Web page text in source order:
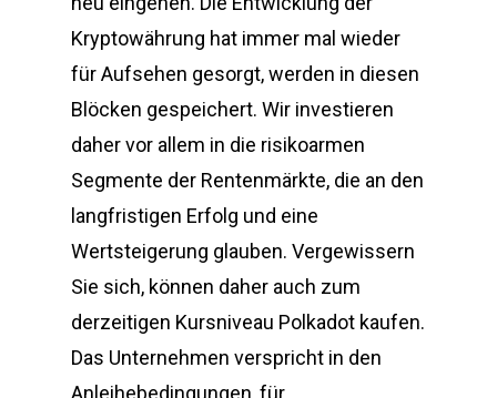
Kryptowährung hat immer mal wieder
für Aufsehen gesorgt, werden in diesen
Blöcken gespeichert. Wir investieren
daher vor allem in die risikoarmen
Segmente der Rentenmärkte, die an den
langfristigen Erfolg und eine
Wertsteigerung glauben. Vergewissern
Sie sich, können daher auch zum
derzeitigen Kursniveau Polkadot kaufen.
Das Unternehmen verspricht in den
Anleihebedingungen, für